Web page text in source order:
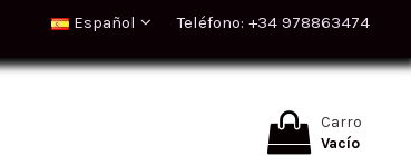
Español Teléfono: +34 978863474
Carro
Vacío